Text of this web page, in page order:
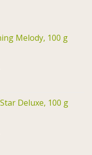
Melody, 100 g
Deluxe, 100 g